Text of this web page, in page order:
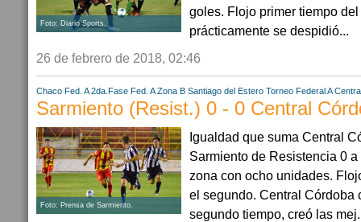
Foto: Diario Sports.
goles. Flojo primer tiempo del
prácticamente se despidió...
26 de febrero de 2018, 02:46
Chaco Fed. A 2da.Fase Fed. A Zona B Santiago del Estero Torneo Federal A
Sarmiento (Resist.) 0 - 0 Central
Foto: Prensa de Sarmiento.
Igualdad que suma Central
Sarmiento de Resistencia 0
zona con ocho unidades.
el segundo. Central Córdoba
segundo tiempo, creó las